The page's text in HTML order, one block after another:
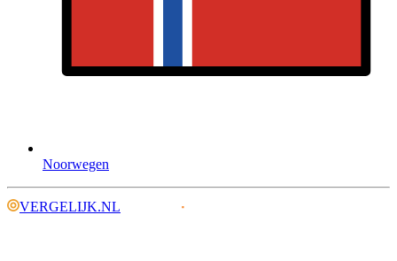
Noorwegen
VERGELIJK.NL